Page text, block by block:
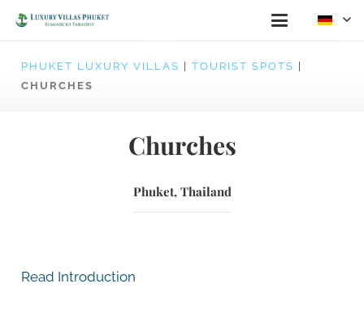
PHUKET LUXURY VILLAS TOURIST SPOTS
CHURCHES
Churches
Phuket, Thailand
Read Introduction